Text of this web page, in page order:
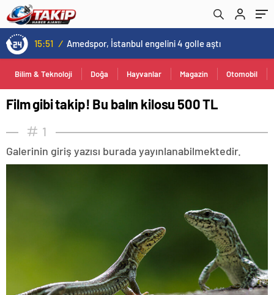
13:00 / Kovid-19 aramızda geziyor: Test yapılmadığı için kimse farkında değil
Bilim & Teknoloji Doğa Hayvanlar Magazin Otomobil
Film gibi takip! Bu balın kilosu 500 TL
1
Galerinin giriş yazısı burada yayınlanabilmektedir.